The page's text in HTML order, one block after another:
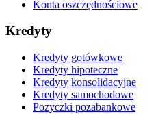
Konta oszczędnościowe
Kredyty
Kredyty gotówkowe
Kredyty hipoteczne
Kredyty konsolidacyjne
Kredyty samochodowe
Pożyczki pozabankowe